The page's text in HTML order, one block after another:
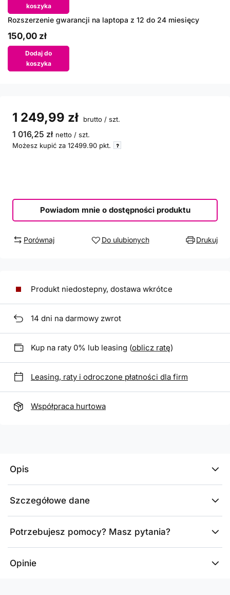
koszyka
Rozszerzenie gwarancji na laptopa z 12 do 24 miesięcy
150,00 zł
Dodaj do
koszyka
1 249,99 zł brutto / szt.
1 016,25 zł netto / szt.
Możesz kupić za 12499.90 pkt.
Powiadom mnie o dostępności produktu
Porównaj Do ulubionych Drukuj
Produkt niedostepny, dostawa wkrótce
14 dni na darmowy zwrot
Kup na raty 0% lub leasing (oblicz ratę)
Leasing, raty i odroczone płatności dla firm
Współpraca hurtowa
Opis
Szczegółowe dane
Potrzebujesz pomocy? Masz pytania?
Opinie